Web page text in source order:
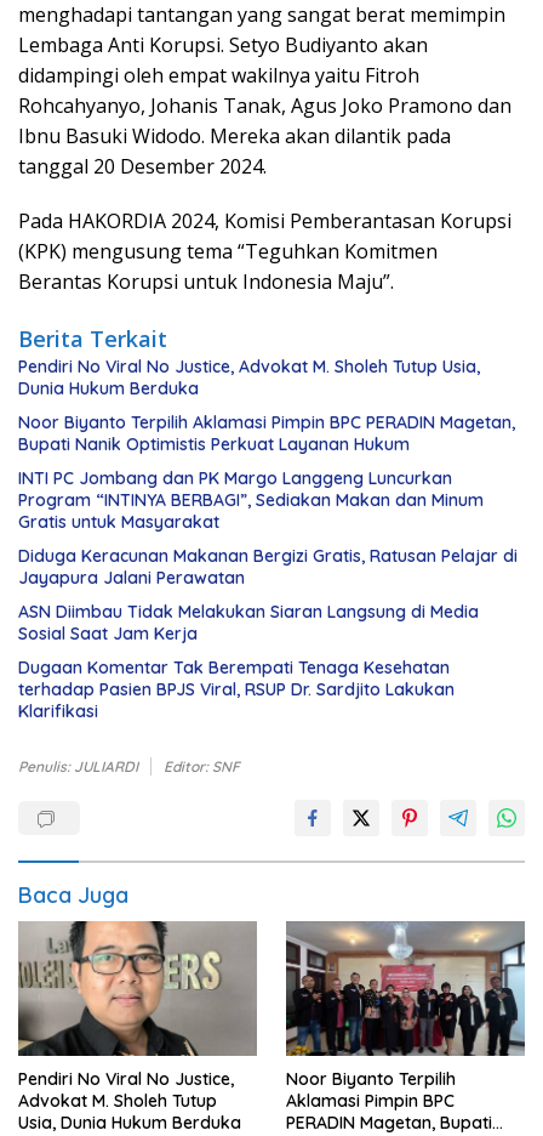
menghadapi tantangan yang sangat berat memimpin
Lembaga Anti Korupsi. Setyo Budiyanto akan
didampingi oleh empat wakilnya yaitu Fitroh
Rohcahyanyo, Johanis Tanak, Agus Joko Pramono dan
Ibnu Basuki Widodo. Mereka akan dilantik pada
tanggal 20 Desember 2024.
Pada HAKORDIA 2024, Komisi Pemberantasan Korupsi
(KPK) mengusung tema “Teguhkan Komitmen
Berantas Korupsi untuk Indonesia Maju”.
Berita Terkait
Pendiri No Viral No Justice, Advokat M. Sholeh Tutup Usia,
Dunia Hukum Berduka
Noor Biyanto Terpilih Aklamasi Pimpin BPC PERADIN Magetan,
Bupati Nanik Optimistis Perkuat Layanan Hukum
INTI PC Jombang dan PK Margo Langgeng Luncurkan
Program “INTINYA BERBAGI”, Sediakan Makan dan Minum
Gratis untuk Masyarakat
Diduga Keracunan Makanan Bergizi Gratis, Ratusan Pelajar di
Jayapura Jalani Perawatan
ASN Diimbau Tidak Melakukan Siaran Langsung di Media
Sosial Saat Jam Kerja
Dugaan Komentar Tak Berempati Tenaga Kesehatan
terhadap Pasien BPJS Viral, RSUP Dr. Sardjito Lakukan
Klarifikasi
Penulis: JULIARDI Editor: SNF
Baca Juga
Pendiri No Viral No Justice,
Advokat M. Sholeh Tutup
Usia, Dunia Hukum Berduka
Noor Biyanto Terpilih
Aklamasi Pimpin BPC
PERADIN Magetan, Bupati